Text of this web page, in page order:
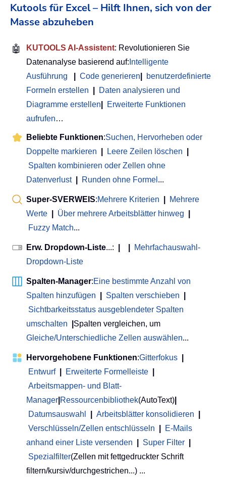
Kutools für Excel – Hilft Ihnen, sich von der
Masse abzuheben
🤖 KUTOOLS AI-Assistent: Revolutionieren Sie
Datenanalyse basierend auf: Intelligente
Ausführung
Code generieren
benutzerdefinierte
Formeln erstellen
Daten analysieren und
Diagramme erstellen
Erweiterte Funktionen
aufrufen…
Beliebte Funktionen:Suchen, Hervorheben oder
Doppelte markieren
Leere Zeilen löschen
Spalten kombinieren oder Zellen ohne
Datenverlust
Runden ohne Formel ...
Super-SVERWEIS:Mehrere Kriterien
Mehrere
Werte
Über mehrere Arbeitsblätter hinweg
Fuzzy Match...
Erw. Dropdown-Liste...:
Mehrfachauswahl-
Dropdown-Liste
Spalten-Manager:Eine bestimmte Anzahl von
Spalten hinzufügen
Spalten verschieben
Sichtbarkeitsstatus ausgeblendeter Spalten
umschalten
Spalten vergleichen, um
Gleiche/Unterschiedliche Zellen auswählen...
Hervorgehobene Funktionen:Gitterfokus
Entwurf
Erweiterte Formelleiste
Arbeitsmappen- und Blatt-
Manager Ressourcenbibliothek(AutoText)
Datumsauswahl
Arbeitsblätter konsolidieren
Verschlüsseln/Zellen entschlüsseln
E-Mails
anhand einer Liste versenden
Super Filter
Spezialfilter(Zellen mit fettgedruckter Schrift
filtern/kursiv/durchgestrichen...) ...